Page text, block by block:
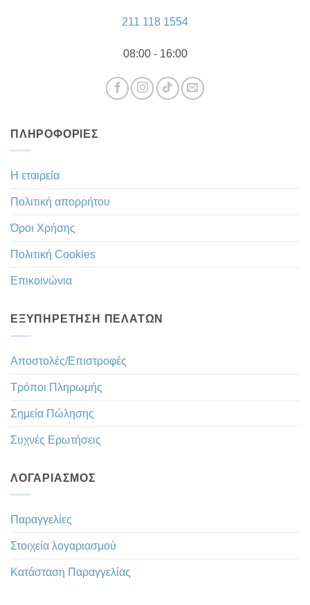
211 118 1554
08:00 - 16:00
ΠΛΗΡΟΦΟΡΊΕΣ
Η εταιρεία
Πολιτική απορρήτου
Όροι Χρήσης
Πολιτική Cookies
Επικοινώνια
ΕΞΥΠΗΡΈΤΗΣΗ ΠΕΛΑΤΏΝ
Αποστολές/Επιστροφές
Τρόποι Πληρωμής
Σημεία Πώλησης
Συχνές Ερωτήσεις
ΛΟΓΑΡΙΑΣΜΌΣ
Παραγγελίες
Στοιχεία λογαριασμού
Κατάσταση Παραγγελίας